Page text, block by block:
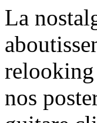
La
relooking
nos